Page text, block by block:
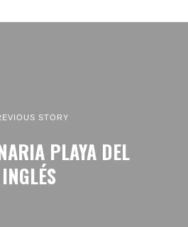
STORY
PLAYA DEL
INGLÉS